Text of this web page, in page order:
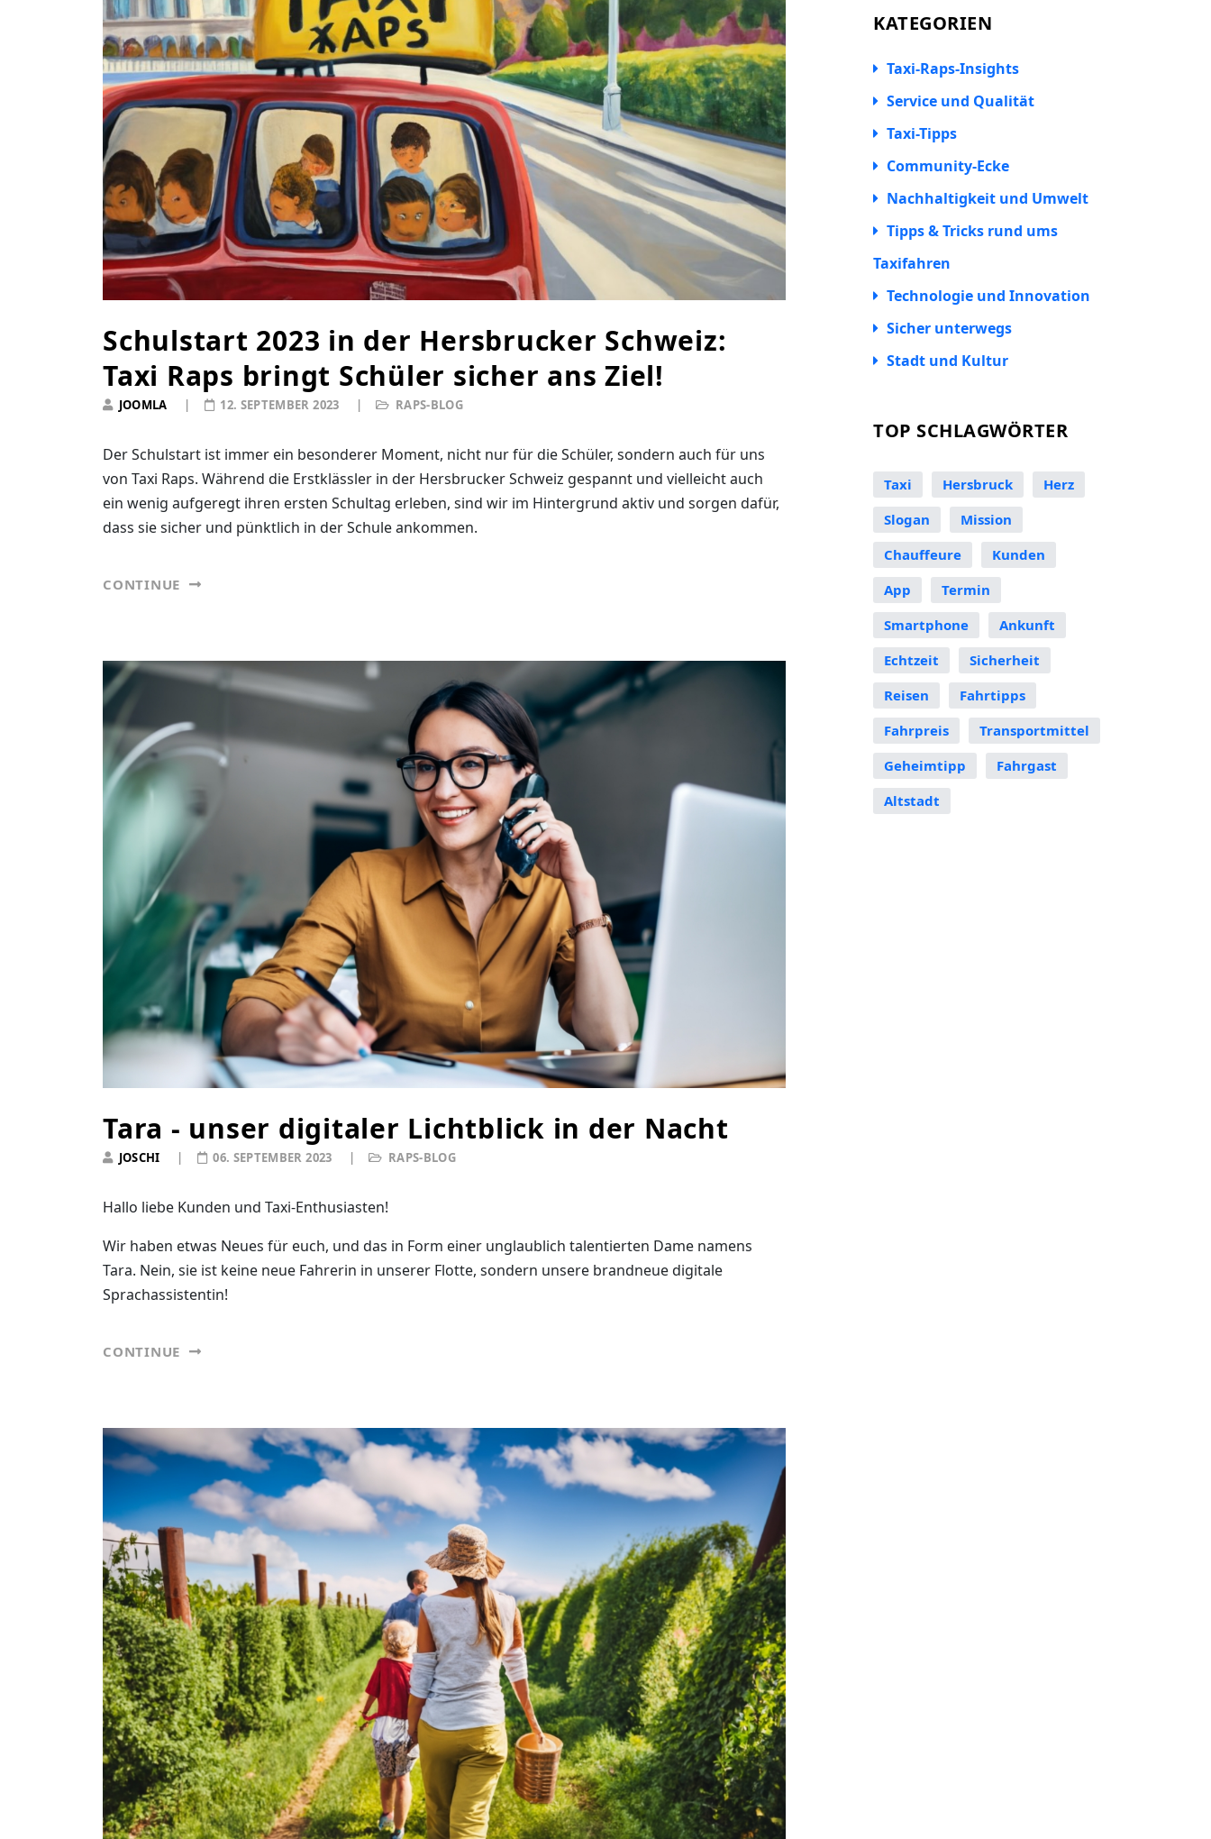
Schulstart 2023 in der Hersbrucker Schweiz:
Taxi Raps bringt Schüler sicher ans Ziel!
JOOMLA RAPS-BLOG
12. SEPTEMBER 2023
Der Schulstart ist immer ein besonderer Moment, nicht nur für die Schüler, sondern auch für uns
von Taxi Raps. Während die Erstklässler in der Hersbrucker Schweiz gespannt und vielleicht auch
ein wenig aufgeregt ihren ersten Schultag erleben, sind wir im Hintergrund aktiv und sorgen dafür,
dass sie sicher und pünktlich in der Schule ankommen.
CONTINUE
Tara - unser digitaler Lichtblick in der Nacht
JOSCHI RAPS-BLOG
06. SEPTEMBER 2023
Hallo liebe Kunden und Taxi-Enthusiasten!
Wir haben etwas Neues für euch, und das in Form einer unglaublich talentierten Dame namens
Tara. Nein, sie ist keine neue Fahrerin in unserer Flotte, sondern unsere brandneue digitale
Sprachassistentin!
CONTINUE
KATEGORIEN
Taxi-Raps-Insights
Service und Qualität
Taxi-Tipps
Community-Ecke
Nachhaltigkeit und Umwelt
Tipps & Tricks rund ums
Taxifahren
Technologie und Innovation
Sicher unterwegs
Stadt und Kultur
TOP SCHLAGWÖRTER
Taxi Hersbruck
Herz
Slogan
Mission
Chauffeure
Kunden
App
Termin
Smartphone
Ankunft
Echtzeit
Sicherheit
Reisen
Fahrtipps
Fahrpreis
Transportmittel
Geheimtipp
Fahrgast
Altstadt